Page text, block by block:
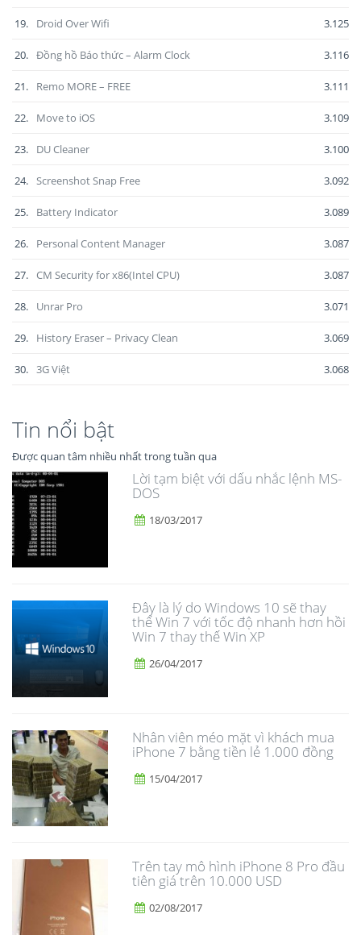
19. Droid Over Wifi 3.125
20. Đồng hồ Báo thức – Alarm Clock 3.116
21. Remo MORE – FREE 3.111
22. Move to iOS 3.109
23. DU Cleaner 3.100
24. Screenshot Snap Free 3.092
25. Battery Indicator 3.089
26. Personal Content Manager 3.087
27. CM Security for x86(Intel CPU) 3.087
28. Unrar Pro 3.071
29. History Eraser – Privacy Clean 3.069
30. 3G Việt 3.068
Tin nổi bật
Được quan tâm nhiều nhất trong tuần qua
Lời tạm biệt với dấu nhắc lệnh MS-
DOS
18/03/2017
Đây là lý do Windows 10 sẽ thay
thế Win 7 với tốc độ nhanh hơn hồi
Win 7 thay thế Win XP
26/04/2017
Nhân viên méo mặt vì khách mua
iPhone 7 bằng tiền lẻ 1.000 đồng
15/04/2017
Trên tay mô hình iPhone 8 Pro đầu
tiên giá trên 10.000 USD
02/08/2017